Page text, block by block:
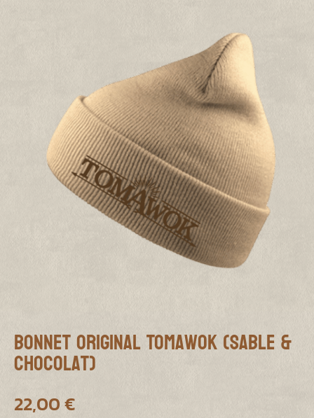
Bonnet Original Tomawok (Sable &
Chocolat)
22,00€